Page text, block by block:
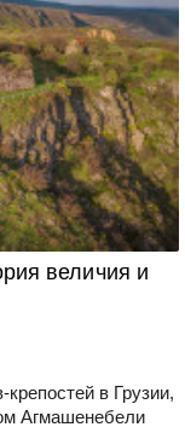
величия и
в Грузии,
Агмашенебели